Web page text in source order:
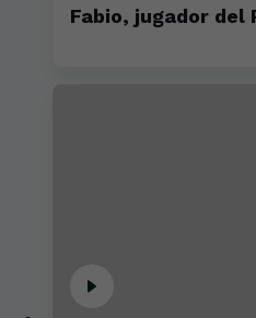
Fabio, jugador del